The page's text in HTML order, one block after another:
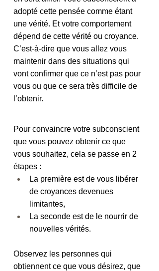
adopté cette pensée comme étant
une vérité. Et votre comportement
dépend de cette vérité ou croyance.
C’est-à-dire que vous allez vous
maintenir dans des situations qui
vont confirmer que ce n’est pas pour
vous ou que ce sera très difficile de
l’obtenir.
Pour convaincre votre subconscient
que vous pouvez obtenir ce que
vous souhaitez, cela se passe en 2
étapes :
La première est de vous libérer
de croyances devenues
limitantes,
La seconde est de le nourrir de
nouvelles vérités.
Observez les personnes qui
obtiennent ce que vous désirez, que